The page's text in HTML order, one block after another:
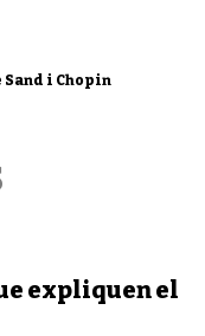
Sand i Chopin
expliquen el